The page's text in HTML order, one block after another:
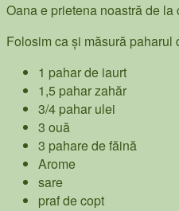
Oana e prietena noastră de
Folosim ca și măsură paharul
1 pahar de iaurt
1,5 pahar zahăr
3/4 pahar ulei
3 ouă
3 pahare de făină
Arome
sare
praf de copt